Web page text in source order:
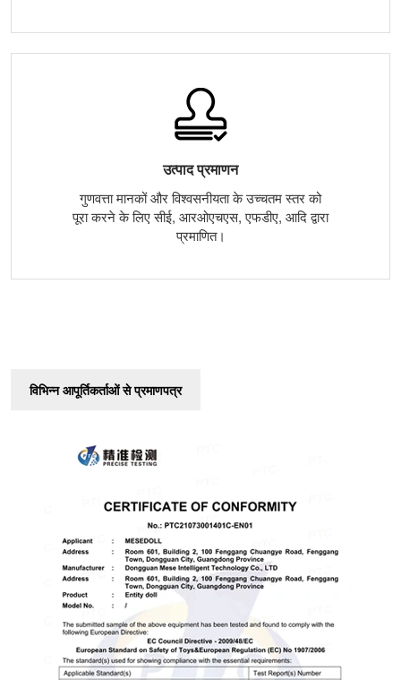
उत्पाद प्रमाणन
गुणवत्ता मानकों और विश्वसनीयता के उच्चतम स्तर को
पूरा करने के लिए सीई, आरओएचएस, एफडीए, आदि द्वारा
प्रमाणित।
विभिन्न आपूर्तिकर्ताओं से प्रमाणपत्र